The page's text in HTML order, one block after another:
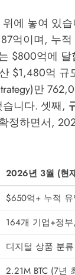
에 놓여 있
억이며, 누
$800억에
$1,480억 규
만
니다. 셋째,
정하면서,
2026년 3월 (현
$650억+ 누적 유
164개 기업+정
디지털 상품 분
2.21M BTC (7년